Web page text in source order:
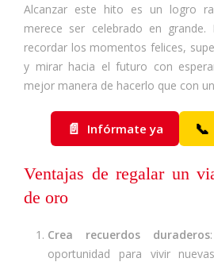
Alcanzar este hito es un logro
merece ser celebrado en
recordar los momentos felices,
y mirar hacia el futuro con
mejor manera de hacerlo que con un
📄 Infórmate ya 📞
Ventajas de regalar un
de oro
Crea recuerdos duraderos
oportunidad para vivir